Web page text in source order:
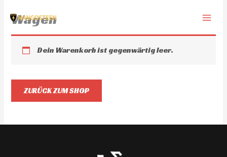
Inhalt
springen
Wagen
Dein Warenkorb ist gegenwärtig leer.
ZURÜCK ZUM SHOP